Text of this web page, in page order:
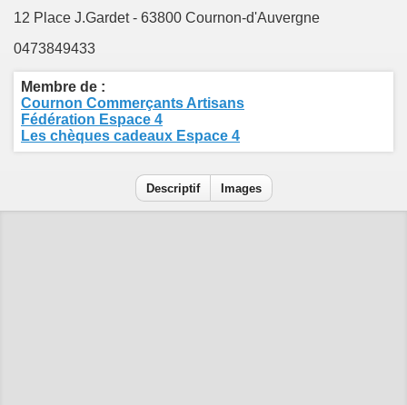
12 Place J.Gardet - 63800 Cournon-d'Auvergne
0473849433
Membre de :
Cournon Commerçants Artisans
Fédération Espace 4
Les chèques cadeaux Espace 4
Descriptif Images